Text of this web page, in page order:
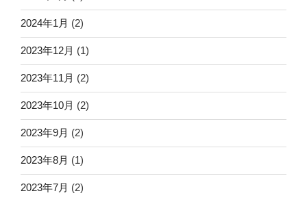
2024年1月 (2)
2023年12月 (1)
2023年11月 (2)
2023年10月 (2)
2023年9月 (2)
2023年8月 (1)
2023年7月 (2)